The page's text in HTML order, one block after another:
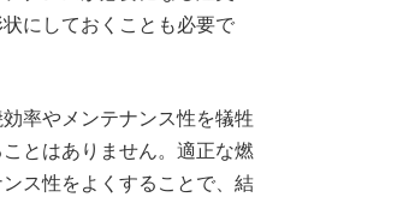
にしておくことも必要で
率やメンテナンス性を犠牲
とはありません。適正な燃
ス性をよくすることで、結